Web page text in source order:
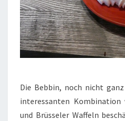
Die Bebbin, noch nicht
interessanten Kombination
und Brüsseler Waffeln